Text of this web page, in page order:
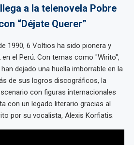
a la telenovela Pobre
“Déjate Querer”
1990, 6 Voltios ha sido pionera y
el Perú. Con temas como "Wirito",
dejado una huella imborrable en la
de sus logros discográficos, la
con figuras internacionales
con un legado literario gracias al
por su vocalista, Alexis Korfiatis.